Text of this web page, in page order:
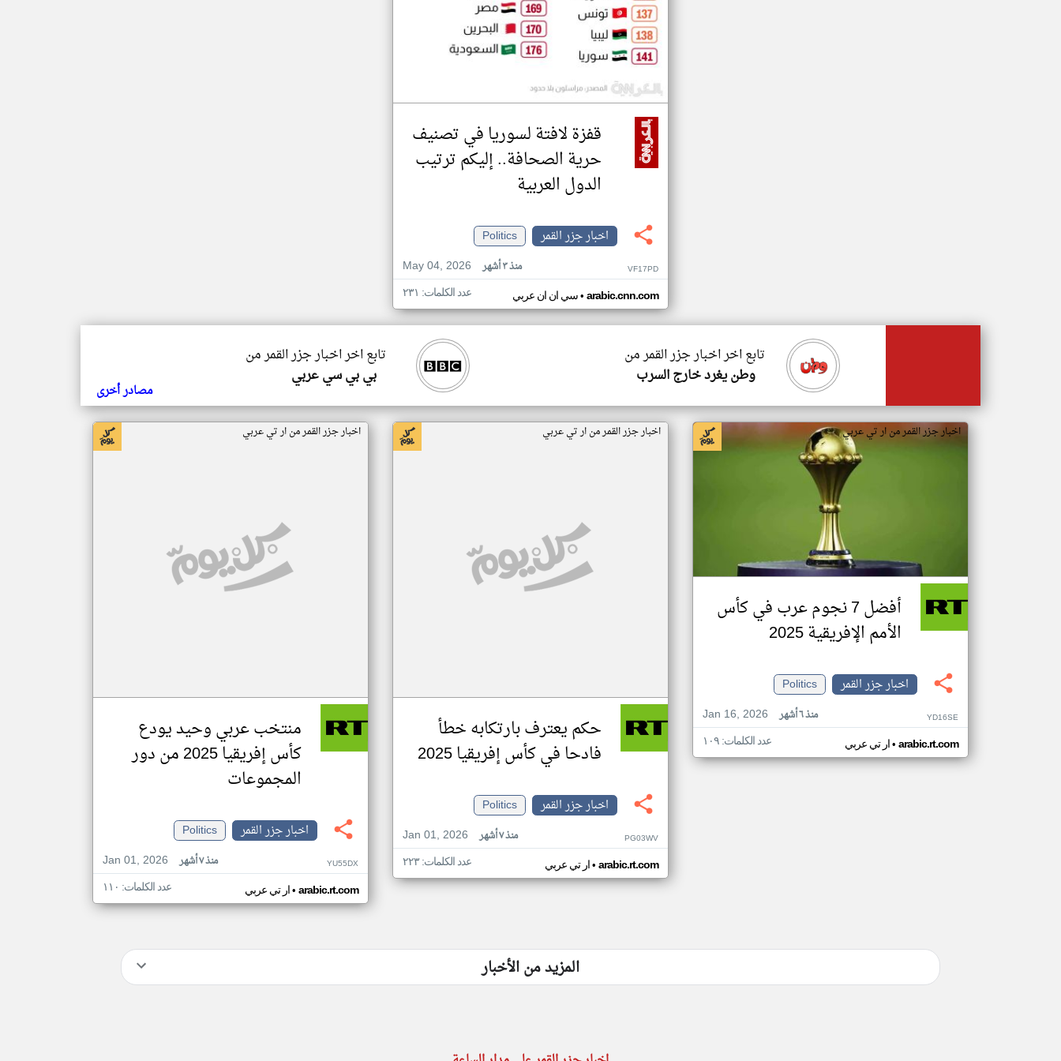
قفزة لافتة لسوريا في تصنيف
حرية الصحافة.. إليكم ترتيب
الدول العربية
اخبار جزر القمر
Politics
May 04, 2026
منذ ٣ أشهر VF17PD
سي ان ان عربي• arabic.cnn.com عدد الكلمات: ٢٣١
تابع اخر اخبار جزر القمر من
بي بي سي عربي
تابع اخر اخبار جزر القمر من
وطن يغرد خارج السرب
مصادر أخرى
اخبار جزر القمر من ار تي عربي
أفضل 7 نجوم عرب في كأس
الأمم الإفريقية 2025
اخبار جزر القمر
Politics
Jan 16, 2026
منذ ٦ أشهر YD16SE
ار تي عربي• arabic.rt.com عدد الكلمات: ١٠٩
اخبار جزر القمر من ار تي عربي
حكم يعترف بارتكابه خطأ
فادحا في كأس إفريقيا 2025
اخبار جزر القمر
Politics
Jan 01, 2026
منذ ٧ أشهر PG03WV
ار تي عربي• arabic.rt.com عدد الكلمات: ٢٢٣
اخبار جزر القمر من ار تي عربي
منتخب عربي وحيد يودع
كأس إفريقيا 2025 من دور
المجموعات
اخبار جزر القمر
Politics
Jan 01, 2026
منذ ٧ أشهر YU55DX
ار تي عربي• arabic.rt.com عدد الكلمات: ١١٠
المزيد من الأخبار